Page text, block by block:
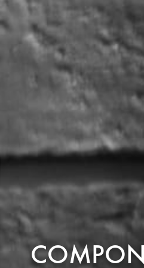
SCOPRI